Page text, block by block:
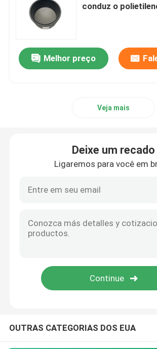
conduz o
Melhor preço
Veja mais
Deixe um recado
Ligaremos para você em
OUTRAS CATEGORIAS DOS EUA